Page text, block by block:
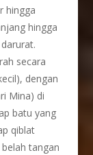
hingga
hingga
secara
dengan
Mina) di
batu yang
qiblat
tangan